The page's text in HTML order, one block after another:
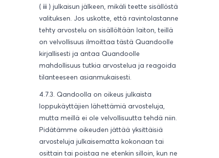
( ii ) julkaisun jälkeen, mikäli teette sisällöstä
valituksen. Jos uskotte, että ravintolastanne
tehty arvostelu on sisällöltään laiton, teillä
on velvollisuus ilmoittaa tästä Quandoolle
kirjallisesti ja antaa Quandoolle
mahdollisuus tutkia arvostelua ja reagoida
tilanteeseen asianmukaisesti.
4.7.3. Qandoolla on oikeus julkaista
loppukäyttäjien lähettämiä arvosteluja,
mutta meillä ei ole velvollisuutta tehdä niin.
Pidätämme oikeuden jättää yksittäisiä
arvosteluja julkaisematta kokonaan tai
osittain tai poistaa ne etenkin silloin, kun ne